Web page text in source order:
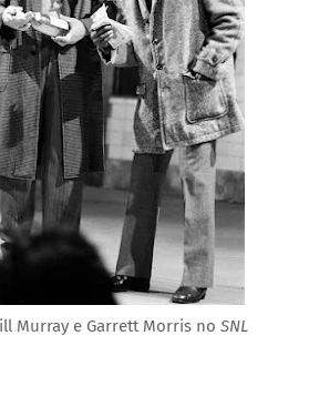
Murray e Garrett Morris no SNL